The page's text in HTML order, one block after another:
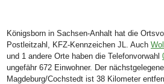
Königsborn in Sachsen-Anhalt hat die
Postleitzahl, KFZ-Kennzeichen JL. Auch
und 1 andere Orte haben die Telefonvorwahl
ungefähr 672 Einwohner. Der
Magdeburg/Cochstedt ist 38 Kilometer